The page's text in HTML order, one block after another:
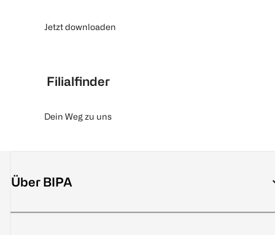
Jetzt downloaden
Filialfinder
Dein Weg zu uns
Über BIPA